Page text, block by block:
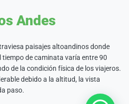
Andes
paisajes altoandinos donde
de caminata varía entre 90
de la condición física de los viajeros.
debido a la altitud, la vista
paso.